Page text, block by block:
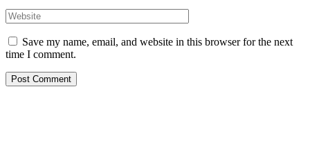
Save my name, email, and website in this browser for the next
time I comment.